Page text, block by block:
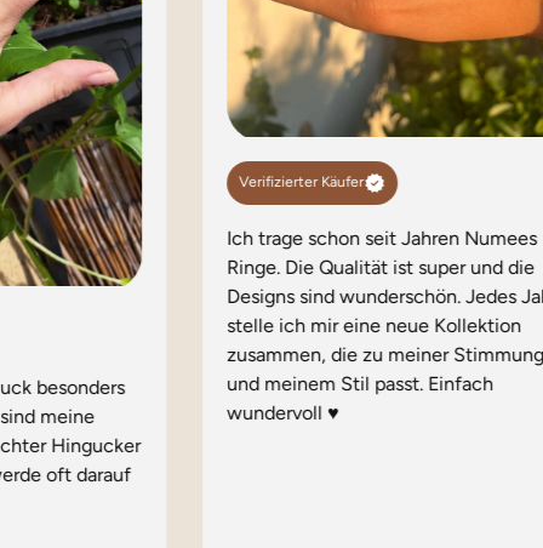
besonders
meine
Hingucker
oft darauf
Verifizierter Käufer
Ich trage schon seit Jahren Numees
Ringe. Die Qualität ist super und die
Designs sind wunderschön. Jedes
stelle ich mir eine neue Kollektion
zusammen, die zu meiner Stimmung
und meinem Stil passt. Einfach
wundervoll ♥️